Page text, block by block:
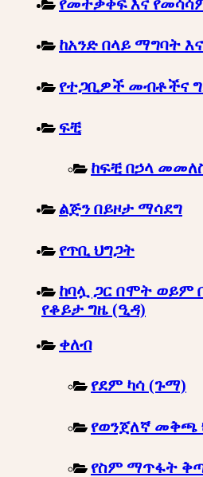
የመተቃቀፍ እና
ከአንድ በላይ ማግባት
የተጋቢዎች መብቶችና
ፍቺ
ከፍቺ በኃላ
ልጅን በይዞታ ማሳደግ
የጥቢ ህግጋት
ከባሏ ጋር በሞት ወይም
የቆይታ ግዜ (ዒዳ)
ቀለብ
የደም ካሳ (ጉማ)
የወንጀለኛ መቅጫ
የስም ማጥፋት